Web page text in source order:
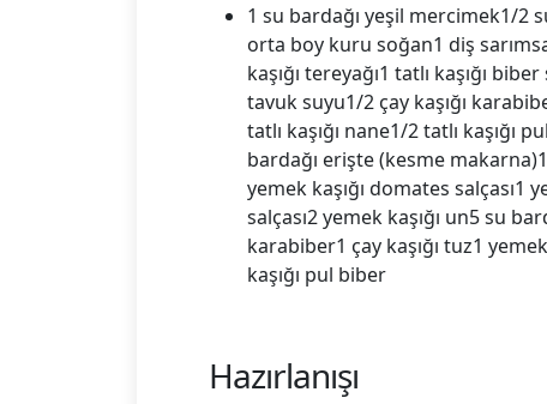
1 su bardağı yeşil mercimek1/2
orta boy kuru soğan1 diş
kaşığı tereyağı1 tatlı kaşığı
tavuk suyu1/2 çay kaşığı
tatlı kaşığı nane1/2 tatlı kaşığı
bardağı erişte (kesme
yemek kaşığı domates salçası1
salçası2 yemek kaşığı un5 su
karabiber1 çay kaşığı tuz1
kaşığı pul biber
Hazırlanışı